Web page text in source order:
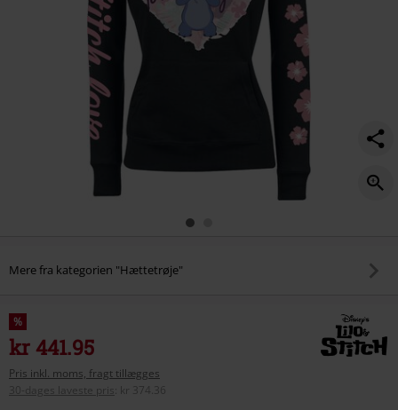
Mere fra kategorien "Hættetrøje"
%
kr 441.95
Pris inkl. moms, fragt tillægges
30-dages laveste pris
kr 374.36